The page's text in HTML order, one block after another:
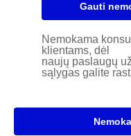
Gauti
Nemokama
klientams, dėl
naujų paslaugų
sąlygas galite